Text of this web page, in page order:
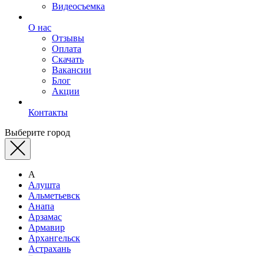
Видеосъемка
О нас
Отзывы
Оплата
Скачать
Вакансии
Блог
Акции
Контакты
Выберите город
А
Алушта
Альметьевск
Анапа
Арзамас
Армавир
Архангельск
Астрахань